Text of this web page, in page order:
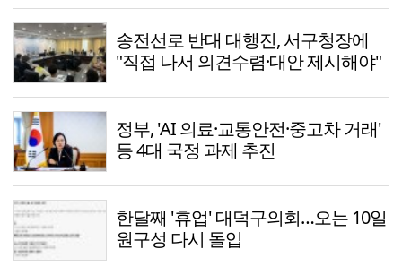
송전선로 반대 대행진, 서구청장에
"직접 나서 의견수렴·대안 제시해야"
정부, 'AI 의료·교통안전·중고차 거래'
등 4대 국정 과제 추진
한달째 '휴업' 대덕구의회…오는 10일
원구성 다시 돌입